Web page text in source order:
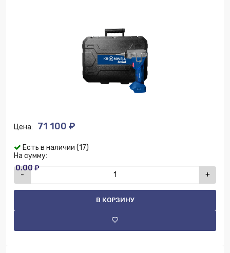
Цена: 71 100 ₽
Есть в наличии (17)
На сумму:
0.00 ₽
- +
В КОРЗИНУ